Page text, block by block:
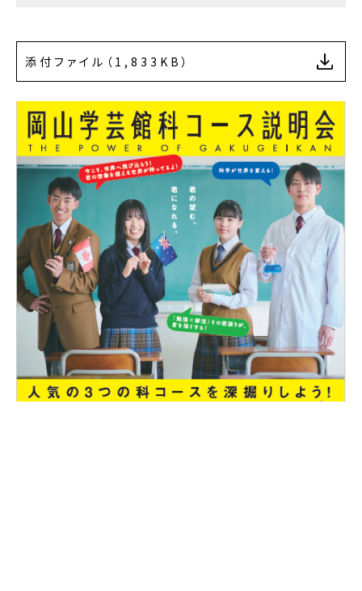
添付ファイル（1,833KB）